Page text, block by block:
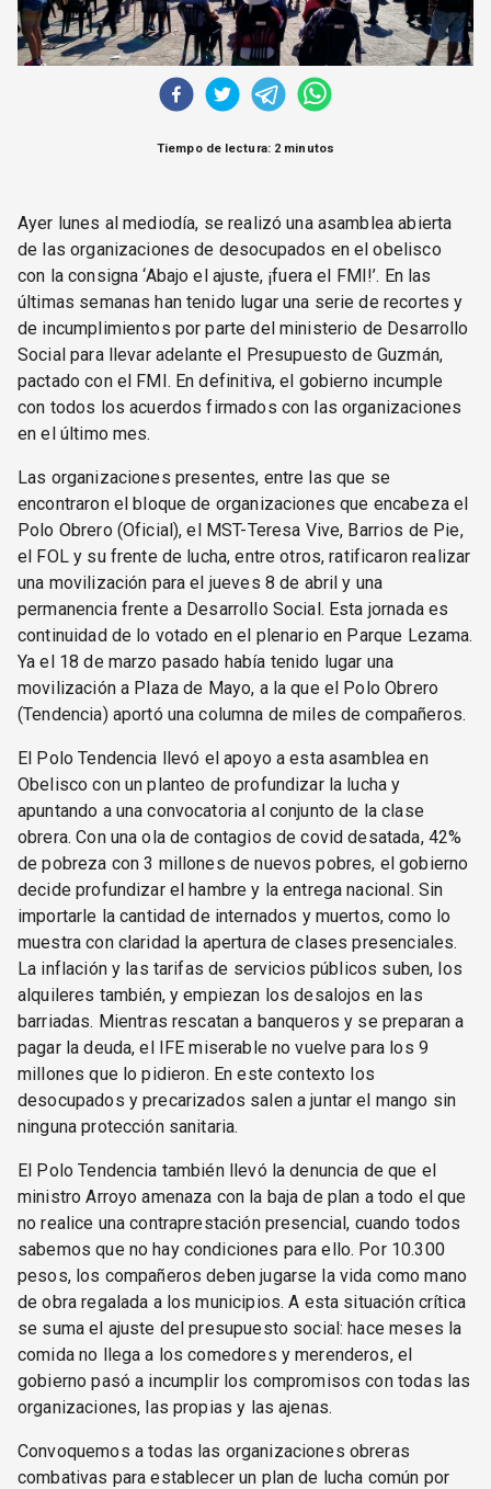
Tiempo de lectura: 2 minutos
Ayer lunes al mediodía, se realizó una asamblea abierta
de las organizaciones de desocupados en el obelisco
con la consigna ‘Abajo el ajuste, ¡fuera el FMI!’. En las
últimas semanas han tenido lugar una serie de recortes y
de incumplimientos por parte del ministerio de Desarrollo
Social para llevar adelante el Presupuesto de Guzmán,
pactado con el FMI. En definitiva, el gobierno incumple
con todos los acuerdos firmados con las organizaciones
en el último mes.
Las organizaciones presentes, entre las que se
encontraron el bloque de organizaciones que encabeza el
Polo Obrero (Oficial), el MST-Teresa Vive, Barrios de Pie,
el FOL y su frente de lucha, entre otros, ratificaron realizar
una movilización para el jueves 8 de abril y una
permanencia frente a Desarrollo Social. Esta jornada es
continuidad de lo votado en el plenario en Parque Lezama.
Ya el 18 de marzo pasado había tenido lugar una
movilización a Plaza de Mayo, a la que el Polo Obrero
(Tendencia) aportó una columna de miles de compañeros.
El Polo Tendencia llevó el apoyo a esta asamblea en
Obelisco con un planteo de profundizar la lucha y
apuntando a una convocatoria al conjunto de la clase
obrera. Con una ola de contagios de covid desatada, 42%
de pobreza con 3 millones de nuevos pobres, el gobierno
decide profundizar el hambre y la entrega nacional. Sin
importarle la cantidad de internados y muertos, como lo
muestra con claridad la apertura de clases presenciales.
La inflación y las tarifas de servicios públicos suben, los
alquileres también, y empiezan los desalojos en las
barriadas. Mientras rescatan a banqueros y se preparan a
pagar la deuda, el IFE miserable no vuelve para los 9
millones que lo pidieron. En este contexto los
desocupados y precarizados salen a juntar el mango sin
ninguna protección sanitaria.
El Polo Tendencia también llevó la denuncia de que el
ministro Arroyo amenaza con la baja de plan a todo el que
no realice una contraprestación presencial, cuando todos
sabemos que no hay condiciones para ello. Por 10.300
pesos, los compañeros deben jugarse la vida como mano
de obra regalada a los municipios. A esta situación crítica
se suma el ajuste del presupuesto social: hace meses la
comida no llega a los comedores y merenderos, el
gobierno pasó a incumplir los compromisos con todas las
organizaciones, las propias y las ajenas.
Convoquemos a todas las organizaciones obreras
combativas para establecer un plan de lucha común por